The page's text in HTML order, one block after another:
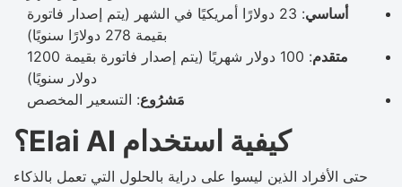
أساسي
: 23 دولارًا أمريكيًا في الشهر (يتم إصدار فاتورة
بقيمة 278 دولارًا سنويًا)
متقدم
: 100 دولار شهريًا (يتم إصدار فاتورة بقيمة 1200
دولار سنويًا)
مَشرُوع: التسعير المخصص
كيفية استخدام Elai AI؟
حتى الأفراد الذين ليسوا على دراية بالحلول التي تعمل بالذكاء